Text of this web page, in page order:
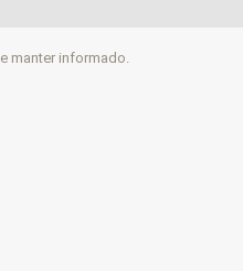
manter informado.